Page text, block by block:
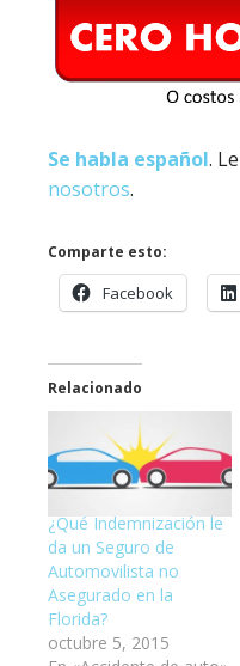
Se habla español.
nosotros.
Comparte esto:
Facebook
Relacionado
¿Qué Indemnización le
da un Seguro de
Automovilista no
Asegurado en la
Florida?
octubre 5, 2015